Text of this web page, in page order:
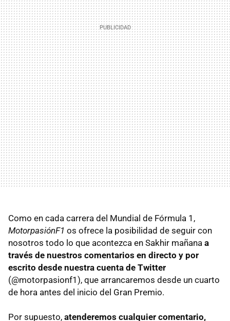
Como en cada carrera del Mundial de Fórmula 1,
MotorpasiónF1 os ofrece la posibilidad de seguir con
nosotros todo lo que acontezca en Sakhir mañana a
través de nuestros comentarios en directo y por
escrito desde nuestra cuenta de Twitter
(@motorpasionf1), que arrancaremos desde un cuarto
de hora antes del inicio del Gran Premio.
Por supuesto, atenderemos cualquier comentario,